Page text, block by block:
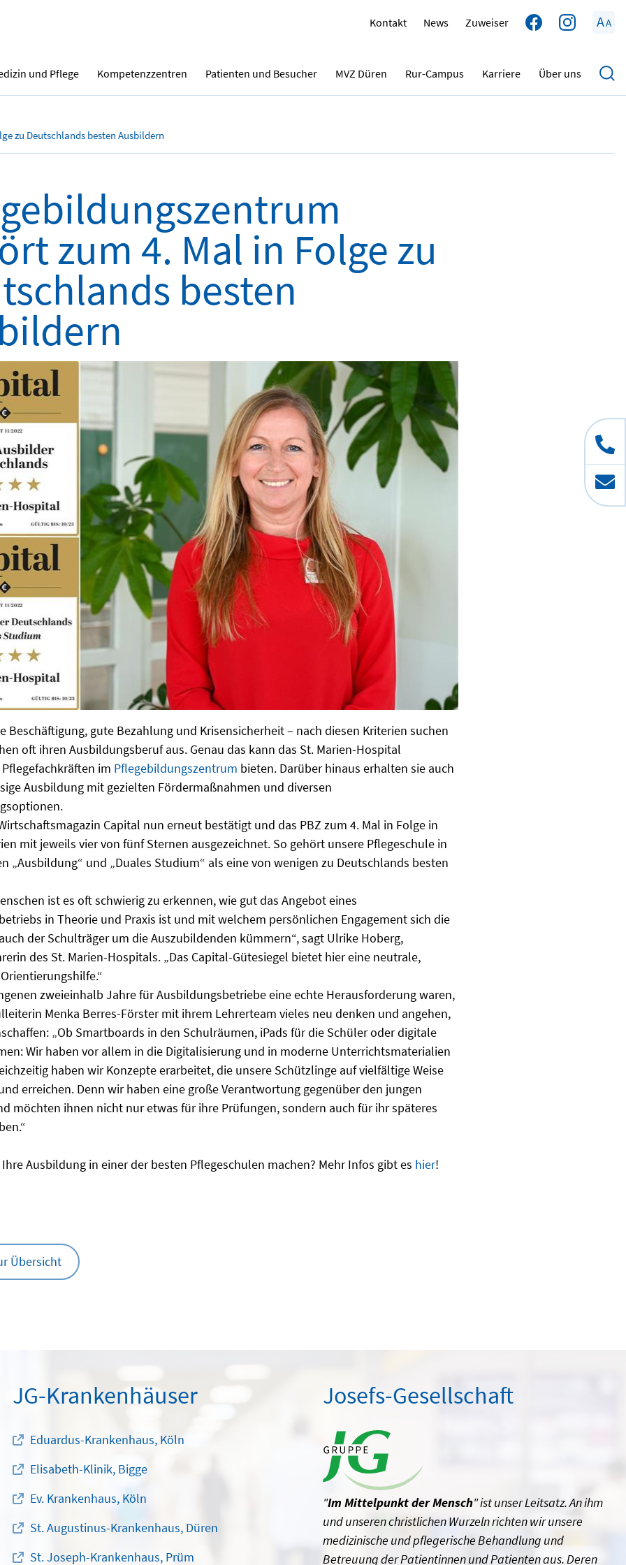
Kontakt News Zuweiser AA
und Pflege Kompetenzzentren Patienten und Besucher MVZ Düren Rur-Campus Karriere Über uns
zu Deutschlands besten Ausbildern
03.01.2023
zum 4. Mal in Folge zu
besten
Beschäftigung, gute Bezahlung und Krisensicherheit – nach diesen Kriterien suchen
oft ihren Ausbildungsberuf aus. Genau das kann das St. Marien-Hospital
im Pflegebildungszentrum bieten. Darüber hinaus erhalten sie auch
Ausbildung mit gezielten Fördermaßnahmen und diversen
Capital nun erneut bestätigt und das PBZ zum 4. Mal in Folge in
mit jeweils vier von fünf Sternen ausgezeichnet. So gehört unsere Pflegeschule in
„Ausbildung“ und „Duales Studium“ als eine von wenigen zu Deutschlands besten
ist es oft schwierig zu erkennen, wie gut das Angebot eines
in Theorie und Praxis ist und mit welchem persönlichen Engagement sich die
der Schulträger um die Auszubildenden kümmern“, sagt Ulrike Hoberg,
des St. Marien-Hospitals. „Das Capital-Gütesiegel bietet hier eine neutrale,
zweieinhalb Jahre für Ausbildungsbetriebe eine echte Herausforderung waren,
Menka Berres-Förster mit ihrem Lehrerteam vieles neu denken und angehen,
„Ob Smartboards in den Schulräumen, iPads für die Schüler oder digitale
Wir haben vor allem in die Digitalisierung und in moderne Unterrichtsmaterialien
haben wir Konzepte erarbeitet, die unsere Schützlinge auf vielfältige Weise
erreichen. Denn wir haben eine große Verantwortung gegenüber den jungen
möchten ihnen nicht nur etwas für ihre Prüfungen, sondern auch für ihr späteres
Ausbildung in einer der besten Pflegeschulen machen? Mehr Infos gibt es hier!
Übersicht
JG-Krankenhäuser
Eduardus-Krankenhaus, Köln
Elisabeth-Klinik, Bigge
Ev. Krankenhaus, Köln
St. Augustinus-Krankenhaus, Düren
St. Joseph-Krankenhaus, Prüm
Josefs-Gesellschaft
"Im Mittelpunkt der Mensch" ist unser Leitsatz. An ihm
und unseren christlichen Wurzeln richten wir unsere
medizinische und pflegerische Behandlung und
Betreuung der Patientinnen und Patienten aus. Deren